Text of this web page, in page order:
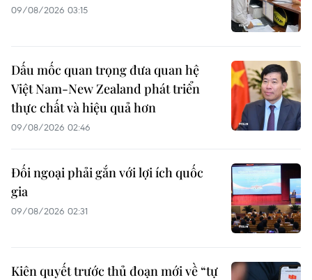
09/08/2026 03:15
Dấu mốc quan trọng đưa quan hệ
Việt Nam-New Zealand phát triển
thực chất và hiệu quả hơn
09/08/2026 02:46
Đối ngoại phải gắn với lợi ích quốc
gia
09/08/2026 02:31
Kiên quyết trước thủ đoạn mới về “tự